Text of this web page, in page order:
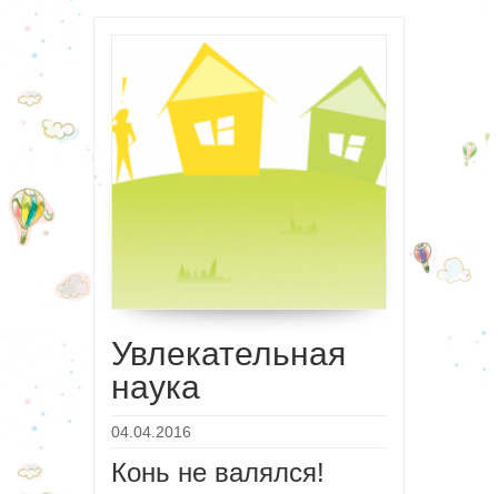
Увлекательная
наука
04.04.2016
Конь не валялся!